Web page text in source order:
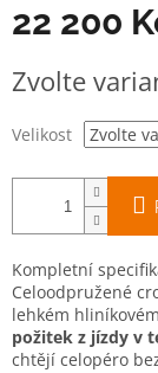
22 200
cena:
Zvolte
Velikost
Kompletní
Celoodpružené
lehkém
požitek z jízdy v
chtějí celopéro